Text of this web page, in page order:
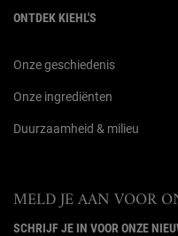
ONTDEK KIEHL'S
Onze geschiedenis
Onze ingrediënten
Duurzaamheid & milieu
MELD JE AAN VOOR
SCHRIJF JE IN VOOR ONZE